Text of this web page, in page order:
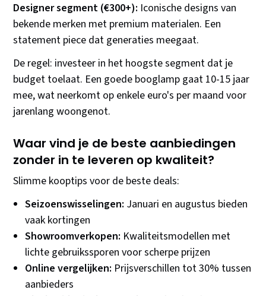
Designer segment (€300+): Iconische designs van
bekende merken met premium materialen. Een
statement piece dat generaties meegaat.
De regel: investeer in het hoogste segment dat je
budget toelaat. Een goede booglamp gaat 10-15 jaar
mee, wat neerkomt op enkele euro's per maand voor
jarenlang woongenot.
Waar vind je de beste aanbiedingen
zonder in te leveren op kwaliteit?
Slimme kooptips voor de beste deals:
Seizoenswisselingen: Januari en augustus bieden
vaak kortingen
Showroomverkopen: Kwaliteitsmodellen met
lichte gebruikssporen voor scherpe prijzen
Online vergelijken: Prijsverschillen tot 30% tussen
aanbieders